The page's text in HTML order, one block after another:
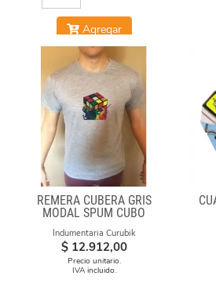
Agregar
REMERA CUBERA GRIS
MODAL SPUM CUBO
Indumentaria Curubik
$ 12.912,00
Precio unitario.
IVA incluido.